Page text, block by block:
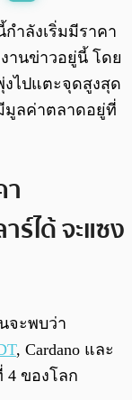
0:00/ 0:00
ำลังเริ่มมีราคา
านข่าวอยู่นี้ โดย
งไปแตะจุดสูงสุด
มูลค่าตลาดอยู่ที่
ร์ได้ จะแซง
จะพบว่า
, Cardano และ
4 ของโลก